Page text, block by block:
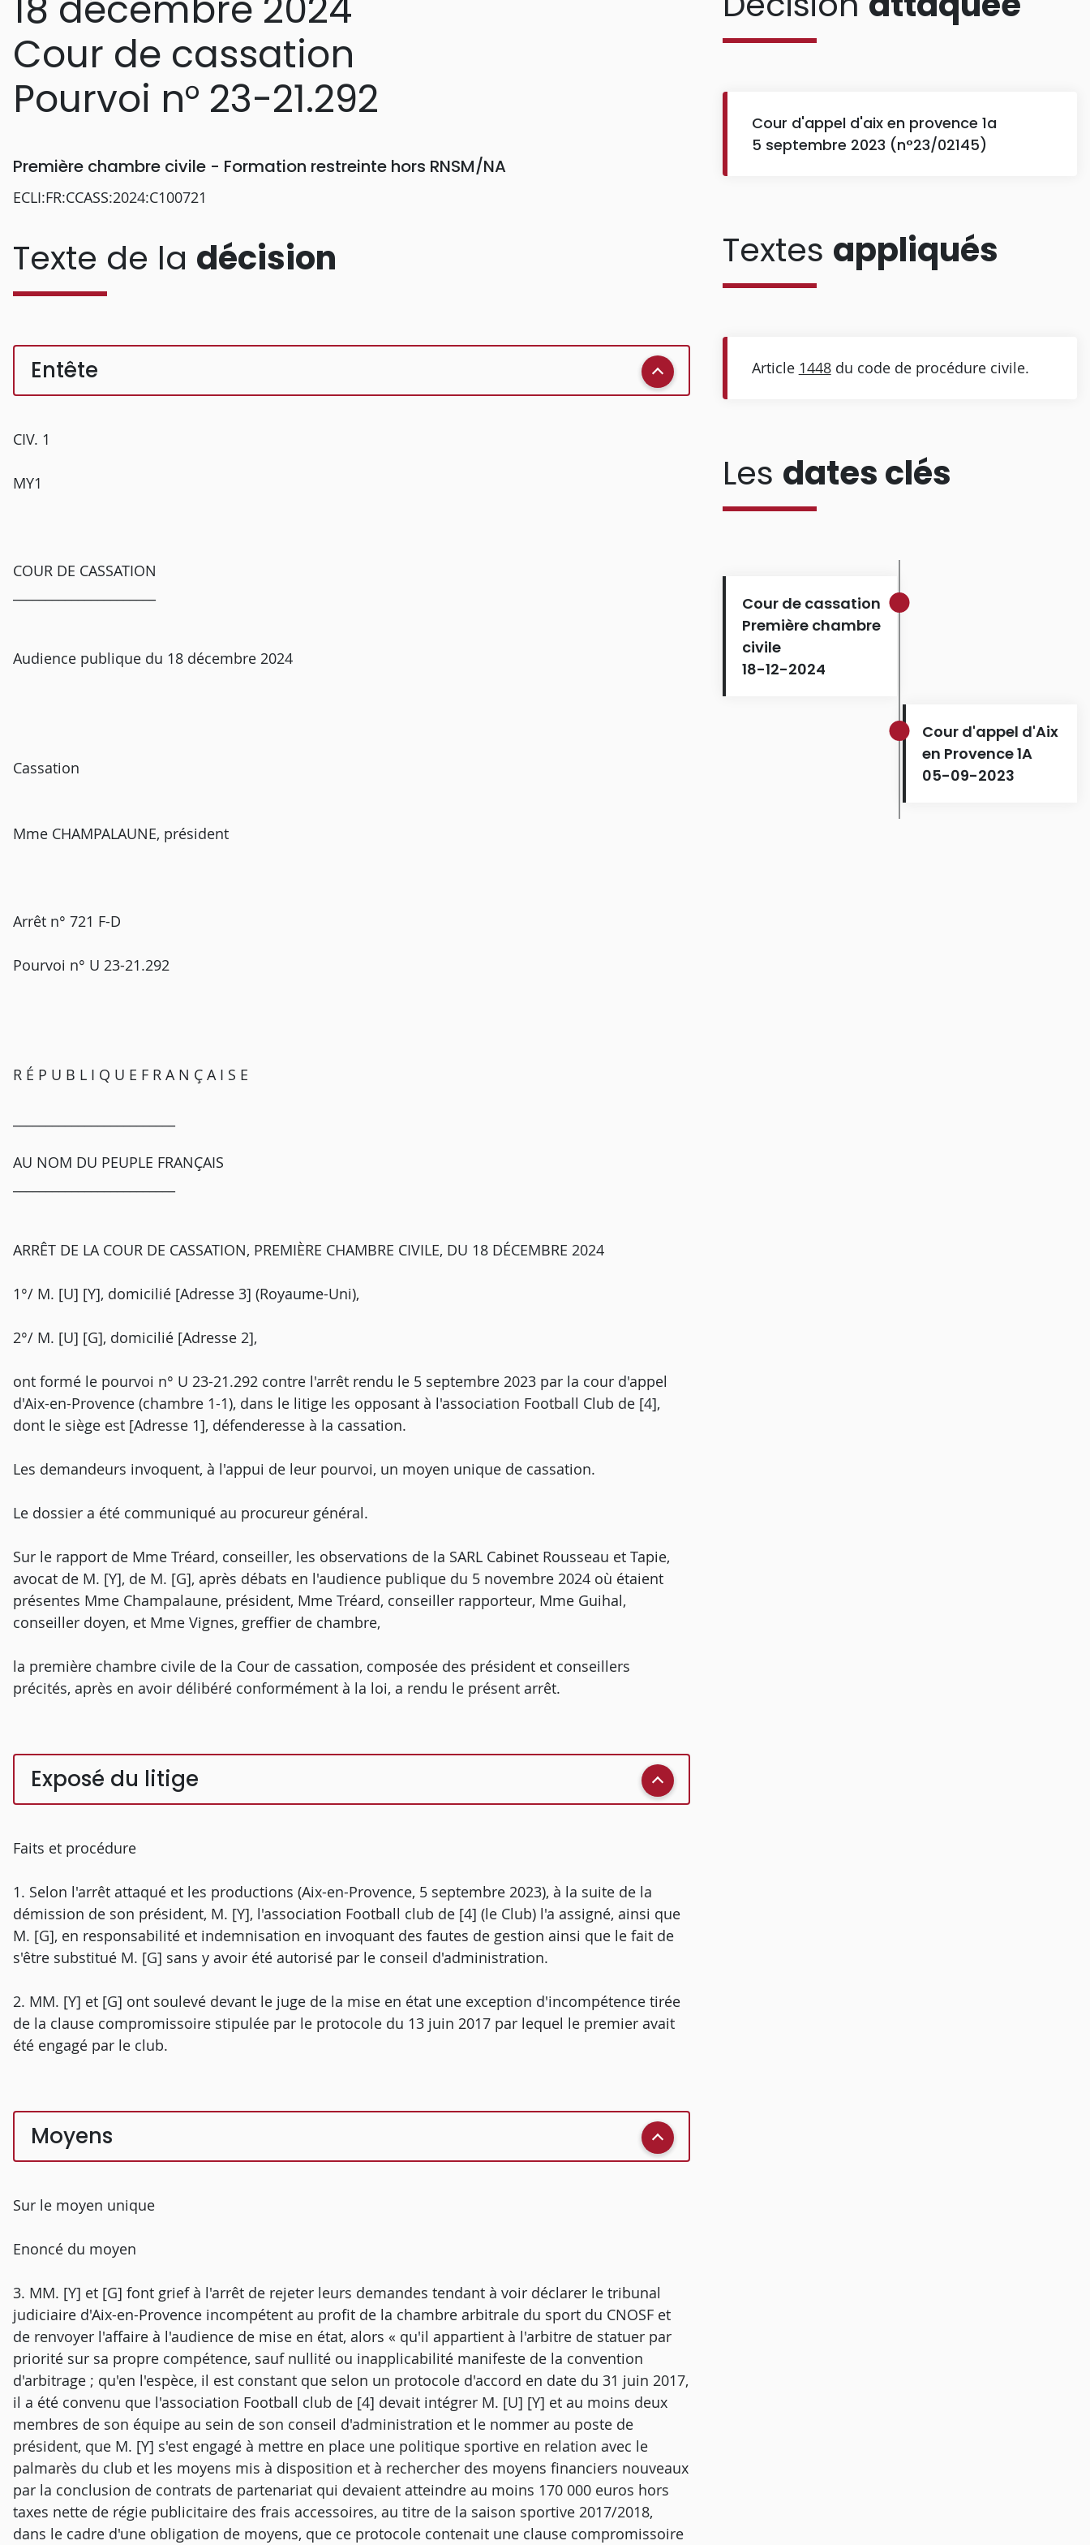
Cour de cassation
Pourvoi n° 23-21.292
Première chambre civile - Formation restreinte hors RNSM/NA
ECLI:FR:CCASS:2024:C100721
Texte de la décision
Entête
CIV. 1
MY1
COUR DE CASSATION
Audience publique du 18 décembre 2024
Cassation
Mme CHAMPALAUNE, président
Arrêt n° 721 F-D
Pourvoi n° U 23-21.292
R É P U B L I Q U E F R A N Ç A I S E
AU NOM DU PEUPLE FRANÇAIS
ARRÊT DE LA COUR DE CASSATION, PREMIÈRE CHAMBRE CIVILE, DU 18 DÉCEMBRE 2024
1°/ M. [U] [Y], domicilié [Adresse 3] (Royaume-Uni),
2°/ M. [U] [G], domicilié [Adresse 2],
ont formé le pourvoi n° U 23-21.292 contre l'arrêt rendu le 5 septembre 2023 par la cour d'appel
d'Aix-en-Provence (chambre 1-1), dans le litige les opposant à l'association Football Club de [4],
dont le siège est [Adresse 1], défenderesse à la cassation.
Les demandeurs invoquent, à l'appui de leur pourvoi, un moyen unique de cassation.
Le dossier a été communiqué au procureur général.
Sur le rapport de Mme Tréard, conseiller, les observations de la SARL Cabinet Rousseau et Tapie,
avocat de M. [Y], de M. [G], après débats en l'audience publique du 5 novembre 2024 où étaient
présentes Mme Champalaune, président, Mme Tréard, conseiller rapporteur, Mme Guihal,
conseiller doyen, et Mme Vignes, greffier de chambre,
la première chambre civile de la Cour de cassation, composée des président et conseillers
précités, après en avoir délibéré conformément à la loi, a rendu le présent arrêt.
Exposé du litige
Faits et procédure
1. Selon l'arrêt attaqué et les productions (Aix-en-Provence, 5 septembre 2023), à la suite de la
démission de son président, M. [Y], l'association Football club de [4] (le Club) l'a assigné, ainsi que
M. [G], en responsabilité et indemnisation en invoquant des fautes de gestion ainsi que le fait de
s'être substitué M. [G] sans y avoir été autorisé par le conseil d'administration.
2. MM. [Y] et [G] ont soulevé devant le juge de la mise en état une exception d'incompétence tirée
de la clause compromissoire stipulée par le protocole du 13 juin 2017 par lequel le premier avait
été engagé par le club.
Moyens
Sur le moyen unique
Enoncé du moyen
3. MM. [Y] et [G] font grief à l'arrêt de rejeter leurs demandes tendant à voir déclarer le tribunal
judiciaire d'Aix-en-Provence incompétent au profit de la chambre arbitrale du sport du CNOSF et
de renvoyer l'affaire à l'audience de mise en état, alors « qu'il appartient à l'arbitre de statuer par
priorité sur sa propre compétence, sauf nullité ou inapplicabilité manifeste de la convention
d'arbitrage ; qu'en l'espèce, il est constant que selon un protocole d'accord en date du 31 juin 2017,
il a été convenu que l'association Football club de [4] devait intégrer M. [U] [Y] et au moins deux
membres de son équipe au sein de son conseil d'administration et le nommer au poste de
président, que M. [Y] s'est engagé à mettre en place une politique sportive en relation avec le
palmarès du club et les moyens mis à disposition et à rechercher des moyens financiers nouveaux
par la conclusion de contrats de partenariat qui devaient atteindre au moins 170 000 euros hors
taxes nette de régie publicitaire des frais accessoires, au titre de la saison sportive 2017/2018,
dans le cadre d'une obligation de moyens, que ce protocole contenait une clause compromissoire
Cour d'appel d'aix en provence 1a
5 septembre 2023 (n°23/02145)
Textes appliqués
Article 1448du code de procédure civile.
Les dates clés
Cour de cassation
Première chambre
civile
18-12-2024
Cour d'appel d'Aix
en Provence 1A
05-09-2023